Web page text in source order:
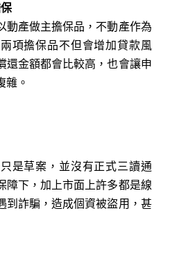
動產做主擔保品，不動產作為
項擔保品不但會增加貸款風
還金額都會比較高，也會讓申
雜。
是草案，並沒有正式三讀通
障下，加上市面上許多都是線
到詐騙，造成個資被盜用，甚